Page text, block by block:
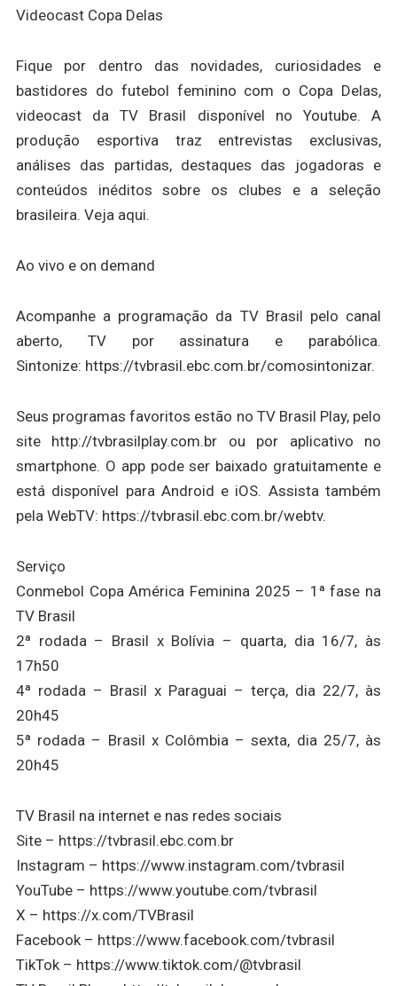
Videocast Copa Delas
Fique por dentro das novidades, curiosidades e
bastidores do futebol feminino com o Copa Delas,
videocast da TV Brasil disponível no Youtube. A
produção esportiva traz entrevistas exclusivas,
análises das partidas, destaques das jogadoras e
conteúdos inéditos sobre os clubes e a seleção
brasileira. Veja aqui.
Ao vivo e on demand
Acompanhe a programação da TV Brasil pelo canal
aberto, TV por assinatura e parabólica.
Sintonize: https://tvbrasil.ebc.com.br/comosintonizar.
Seus programas favoritos estão no TV Brasil Play, pelo
site http://tvbrasilplay.com.br ou por aplicativo no
smartphone. O app pode ser baixado gratuitamente e
está disponível para Android e iOS. Assista também
pela WebTV: https://tvbrasil.ebc.com.br/webtv.
Serviço
Conmebol Copa América Feminina 2025 – 1ª fase na
TV Brasil
2ª rodada – Brasil x Bolívia – quarta, dia 16/7, às
17h50
4ª rodada – Brasil x Paraguai – terça, dia 22/7, às
20h45
5ª rodada – Brasil x Colômbia – sexta, dia 25/7, às
20h45
TV Brasil na internet e nas redes sociais
Site – https://tvbrasil.ebc.com.br
Instagram – https://www.instagram.com/tvbrasil
YouTube – https://www.youtube.com/tvbrasil
X – https://x.com/TVBrasil
Facebook – https://www.facebook.com/tvbrasil
TikTok – https://www.tiktok.com/@tvbrasil